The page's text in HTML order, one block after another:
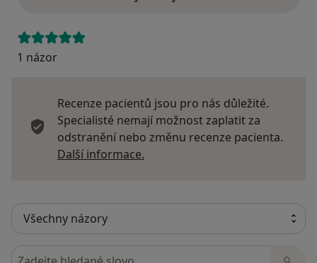
1 názor
Recenze pacientů jsou pro nás důležité.
Specialisté nemají možnost zaplatit za
odstranění nebo změnu recenze pacienta.
Další informace.
Hledejte v názorech